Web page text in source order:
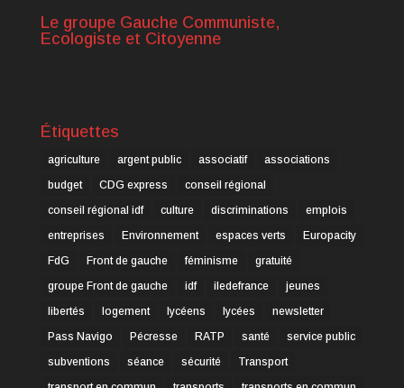
Le groupe Gauche Communiste,
Ecologiste et Citoyenne
Étiquettes
agriculture argent public associatif
associations
budget
CDG express
conseil régional
conseil régional idf
culture discriminations
emplois
entreprises
Environnement espaces verts
Europacity
FdG
Front de gauche féminisme
gratuité
groupe Front de gauche
idf iledefrance
jeunes
libertés
logement lycéens lycées
newsletter
Pass Navigo
Pécresse RATP santé
service public
subventions
séance sécurité
Transport